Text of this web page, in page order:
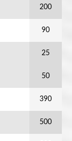
200
90
25
50
390
500